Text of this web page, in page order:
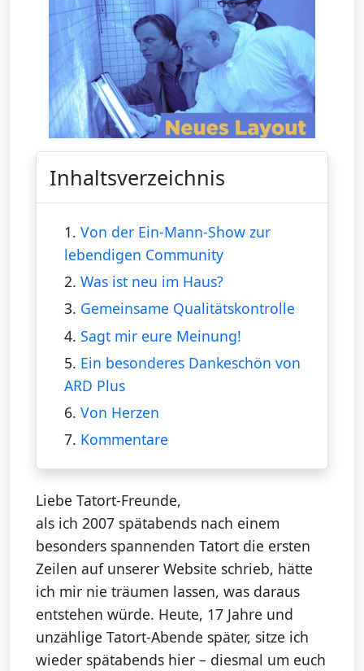
Inhaltsverzeichnis
1. Von der Ein-Mann-Show zur
lebendigen Community
2. Was ist neu im Haus?
3. Gemeinsame Qualitätskontrolle
4. Sagt mir eure Meinung!
5. Ein besonderes Dankeschön von
ARD Plus
6. Von Herzen
7. Kommentare
Liebe Tatort-Freunde,
als ich 2007 spätabends nach einem
besonders spannenden Tatort die ersten
Zeilen auf unserer Website schrieb, hätte
ich mir nie träumen lassen, was daraus
entstehen würde. Heute, 17 Jahre und
unzählige Tatort-Abende später, sitze ich
wieder spätabends hier – diesmal um euch